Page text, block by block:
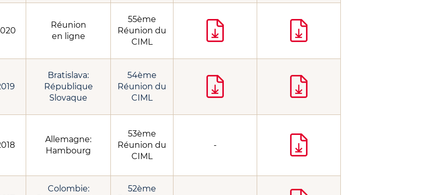
Réunion
en ligne
55ème
Réunion du
CIML
Bratislava:
République
Slovaque
54ème
Réunion du
CIML
Allemagne:
Hambourg
53ème
Réunion du
CIML
-
Colombie:
52ème